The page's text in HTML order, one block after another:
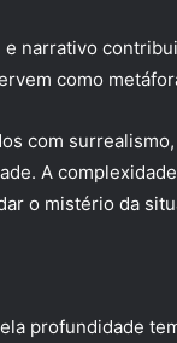
narrativo
como
com
A
o mistério da
profundidade